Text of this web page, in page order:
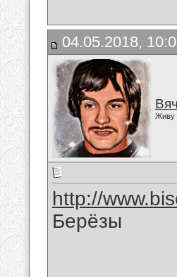
04.05.2018,
Живу
http://
Берёзы